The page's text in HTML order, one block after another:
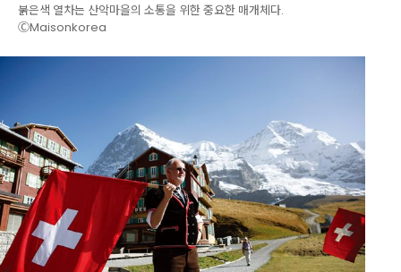
붉은색 열차는 산악마을의 소통을 위한 중요한 매개체다.
ⒸMaisonkorea